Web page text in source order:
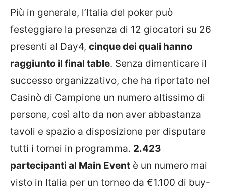
Più in generale, l’Italia del poker può
festeggiare la presenza di 12 giocatori su 26
presenti al Day4, cinque dei quali hanno
raggiunto il final table. Senza dimenticare il
successo organizzativo, che ha riportato nel
Casinò di Campione un numero altissimo di
persone, così alto da non aver abbastanza
tavoli e spazio a disposizione per disputare
tutti i tornei in programma. 2.423
partecipanti al Main Event è un numero mai
visto in Italia per un torneo da €1.100 di buy-